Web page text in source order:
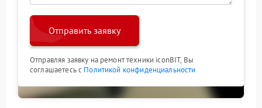
Отправить заявку
Отправляя заявку на ремонт техники iconBIT, Вы
соглашаетесь с Политикой конфиденциальности